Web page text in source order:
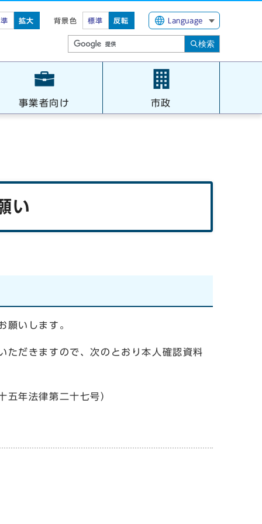
拡大 背景色 標準 反転 Language
検索
事業者向け 市政
い
いします。
だきますので、次のとおり本人確認資料
年法律第二十七号）